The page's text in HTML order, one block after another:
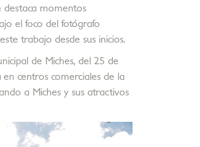
destaca momentos
el foco del fotógrafo
trabajo desde sus inicios.
de Miches, del 25 de
centros comerciales de la
a Miches y sus atractivos